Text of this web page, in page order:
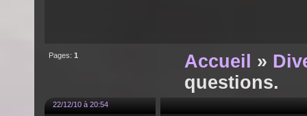
Pages: 1 Accueil »
questions.
22/12/10 à 20:54